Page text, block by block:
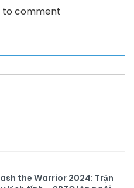
to comment
the Warrior 2024: Trận